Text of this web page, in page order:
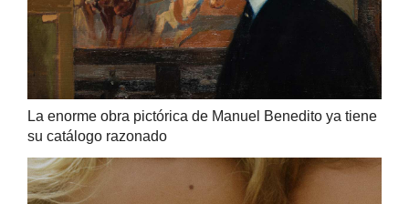
La enorme obra pictórica de Manuel Benedito ya tiene
su catálogo razonado